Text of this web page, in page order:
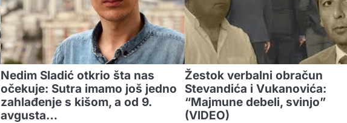
Nedim Sladić otkrio šta nas
očekuje: Sutra imamo još jedno
zahlađenje s kišom, a od 9.
avgusta…
Žestok verbalni obračun
Stevandića i Vukanovića:
“Majmune debeli, svinjo”
(VIDEO)